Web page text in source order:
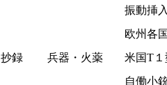
振動挿
欧州各
抄録
兵器・火薬
米国T
自働小